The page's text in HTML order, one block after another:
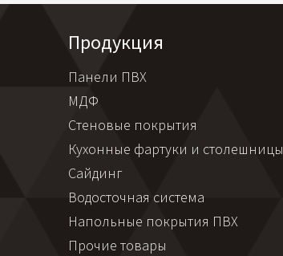
Продукция
Панели ПВХ
МДФ
Стеновые покрытия
Кухонные фартуки и столешницы
Сайдинг
Водосточная система
Напольные покрытия ПВХ
Прочие товары